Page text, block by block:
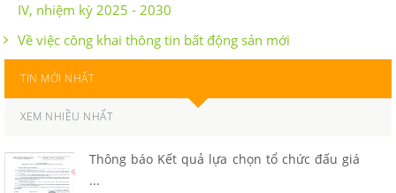
IV, nhiệm kỳ 2025 - 2030
Về việc công khai thông tin bất động sản mới
TIN MỚI NHẤT
XEM NHIỀU NHẤT
Thông báo Kết quả lựa chọn tổ chức đấu giá
...